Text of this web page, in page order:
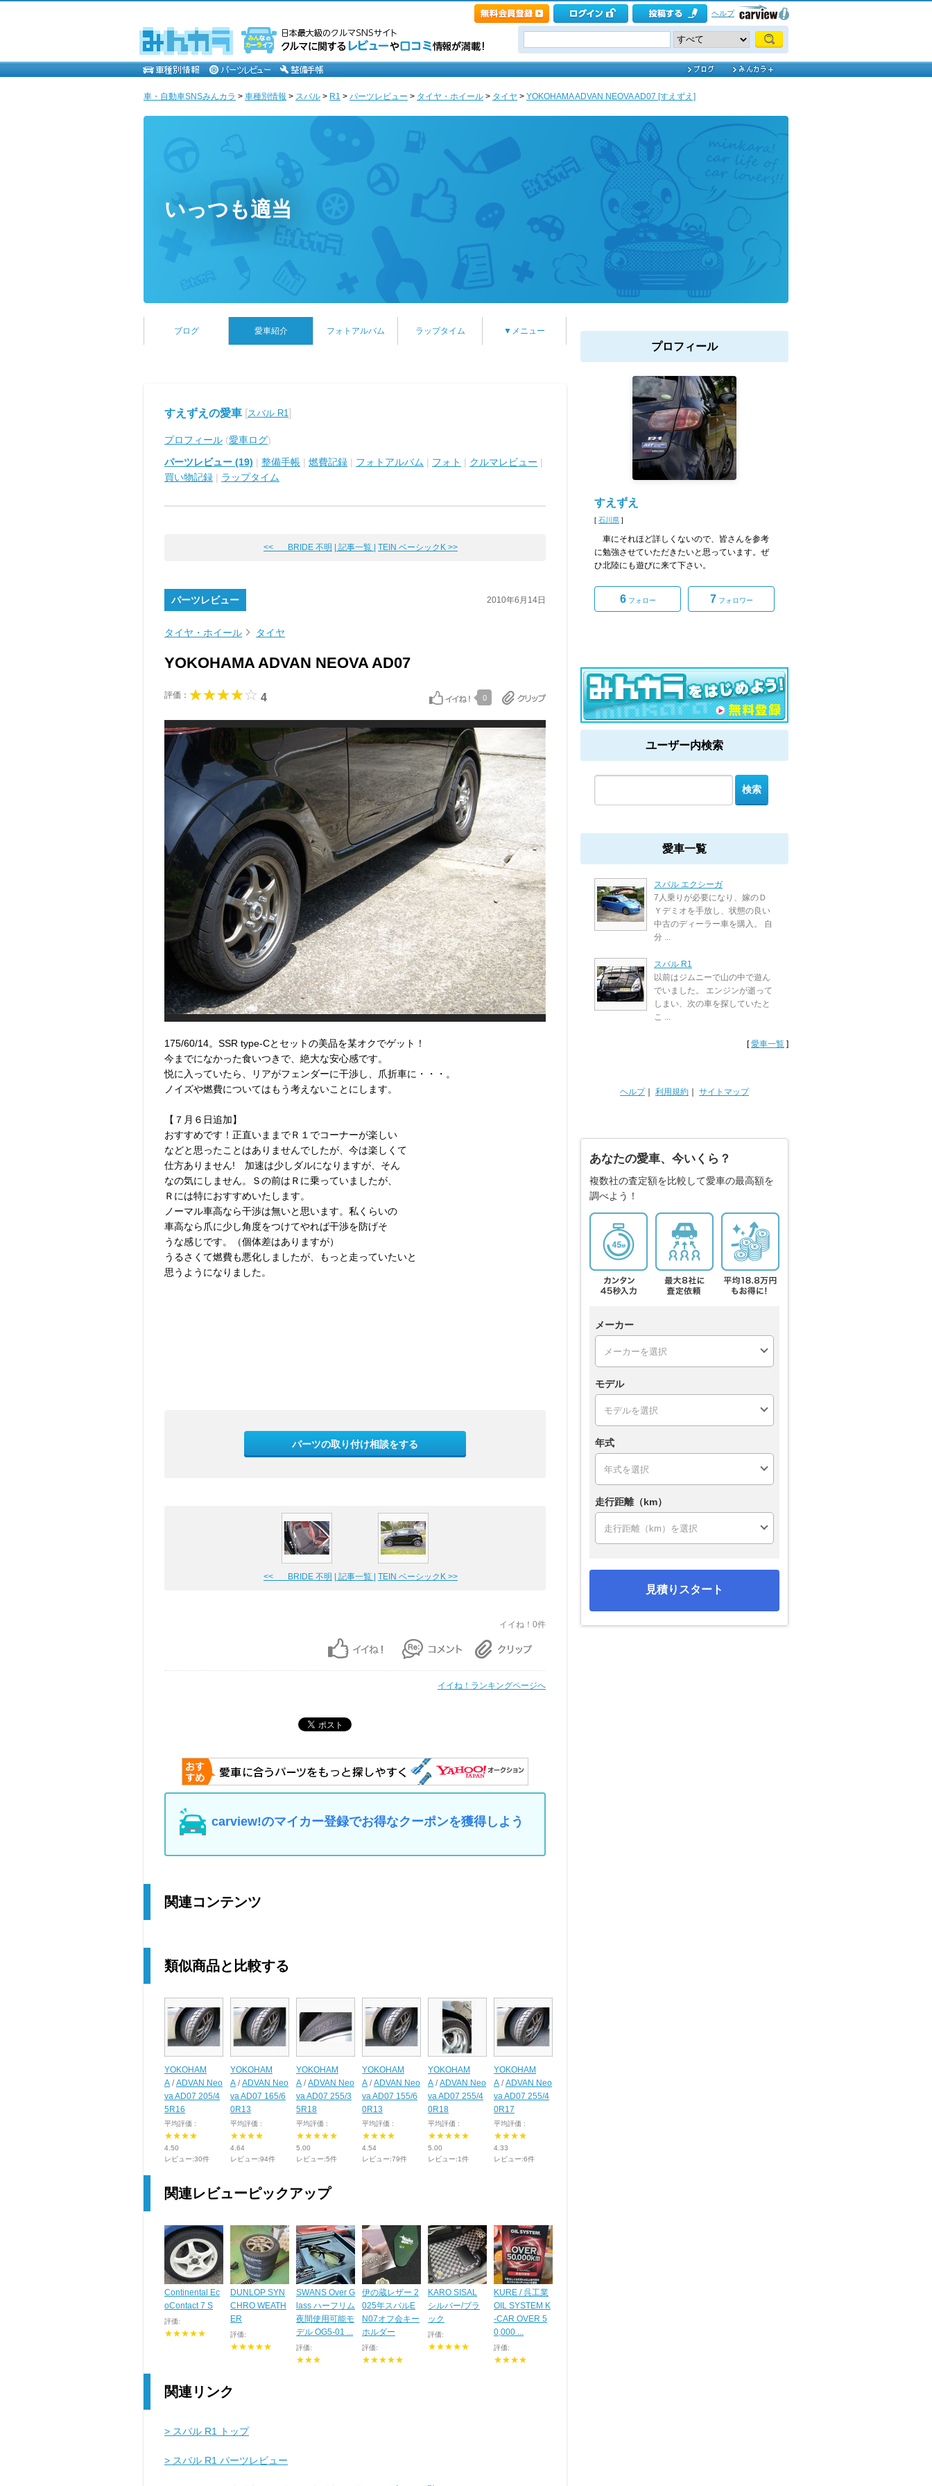
ヘルプ
車・自動車SNSみんカラ > 車種別情報 > スバル > R1 > パーツレビュー > タイヤ・ホイール > タイヤ > YOKOHAMA ADVAN NEOVA AD07 [すえずえ]
いっつも適当
ブログ 愛車紹介 フォトアルバム ラップタイム ▼メニュー
すえずえの愛車 [スバル R1]
プロフィール (愛車ログ)
パーツレビュー (19) | 整備手帳 | 燃費記録 | フォトアルバム | フォト | クルマレビュー |
買い物記録 | ラップタイム
<< BRIDE 不明 | 記事一覧 | TEIN ベーシックK >>
パーツレビュー 2010年6月14日
タイヤ・ホイール タイヤ
YOKOHAMA ADVAN NEOVA AD07
評価： 4 0
175/60/14。SSR type-Cとセットの美品を某オクでゲット！
今までになかった食いつきで、絶大な安心感です。
悦に入っていたら、リアがフェンダーに干渉し、爪折車に・・・。
ノイズや燃費についてはもう考えないことにします。
【７月６日追加】
おすすめです！正直いままでＲ１でコーナーが楽しい
などと思ったことはありませんでしたが、今は楽しくて
仕方ありません! 加速は少しダルになりますが、そん
なの気にしません。Ｓの前はＲに乗っていましたが、
Ｒには特におすすめいたします。
ノーマル車高なら干渉は無いと思います。私くらいの
車高なら爪に少し角度をつけてやれば干渉を防げそ
うな感じです。（個体差はありますが）
うるさくて燃費も悪化しましたが、もっと走っていたいと
思うようになりました。
パーツの取り付け相談をする
<< BRIDE 不明 | 記事一覧 | TEIN ベーシックK >>
イイね！0件
イイね！ランキングページへ
carview!のマイカー登録でお得なクーポンを獲得しよう
関連コンテンツ
類似商品と比較する
YOKOHAM
A /ADVAN Neo
va AD07 205/4
5R16
平均評価 :
★★★★
4.50
レビュー:30件
YOKOHAM
A /ADVAN Neo
va AD07 165/6
0R13
平均評価 :
★★★★
4.64
レビュー:94件
YOKOHAM
A /ADVAN Neo
va AD07 255/3
5R18
平均評価 :
★★★★★
5.00
レビュー:5件
YOKOHAM
A /ADVAN Neo
va AD07 155/6
0R13
平均評価 :
★★★★
4.54
レビュー:79件
YOKOHAM
A /ADVAN Neo
va AD07 255/4
0R18
平均評価 :
★★★★★
5.00
レビュー:1件
YOKOHAM
A /ADVAN Neo
va AD07 255/4
0R17
平均評価 :
★★★★
4.33
レビュー:6件
関連レビューピックアップ
Continental Ec
oContact 7 S
評価:
★★★★★
DUNLOP SYN
CHRO WEATH
ER
評価:
★★★★★
SWANS Over G
lass ハーフリム
夜間使用可能モ
デル OG5-01 ...
評価:
★★★
伊の蔵レザー 2
025年スバルE
N07オフ会キー
ホルダー
評価:
★★★★★
KARO SISAL
シルバー/ブラ
ック
評価:
★★★★★
KURE / 呉工業
OIL SYSTEM K
-CAR OVER 5
0,000 ...
評価:
★★★★
関連リンク
> スバル R1 トップ
> スバル R1 パーツレビュー
プロフィール
すえずえ
[ 石川県 ]
車にそれほど詳しくないので、皆さんを参考
に勉強させていただきたいと思っています。ぜ
ひ北陸にも遊びに来て下さい。
6フォロー 7 フォロワー
ユーザー内検索
愛車一覧
スバル エクシーガ
7人乗りが必要になり、嫁のＤ
Ｙデミオを手放し、状態の良い
中古のディーラー車を購入。 自
分 ...
スバル R1
以前はジムニーで山の中で遊ん
でいました。 エンジンが逝って
しまい、次の車を探していたと
こ ...
[愛車一覧 ]
ヘルプ｜ 利用規約 サイトマップ
あなたの愛車、今いくら？
複数社の査定額を比較して愛車の最高額を
調べよう！
メーカー
モデル
年式
走行距離（km）
見積りスタート